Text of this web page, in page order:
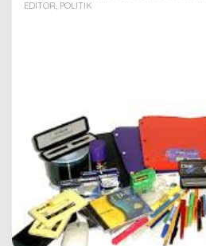
EDITOR, POLITIK